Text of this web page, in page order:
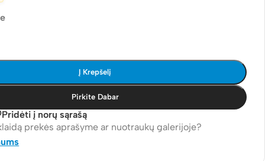
Į Krepšelį
Pirkite Dabar
Pridėti į norų sąrašą
prekės aprašyme ar nuotraukų galerijoje?